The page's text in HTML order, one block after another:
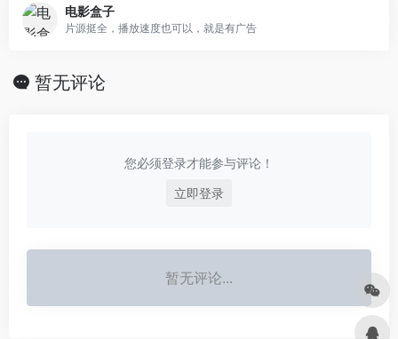
电影盒子
片源挺全，播放速度也可以，就是有广告
暂无评论
您必须登录才能参与评论！
立即登录
暂无评论...